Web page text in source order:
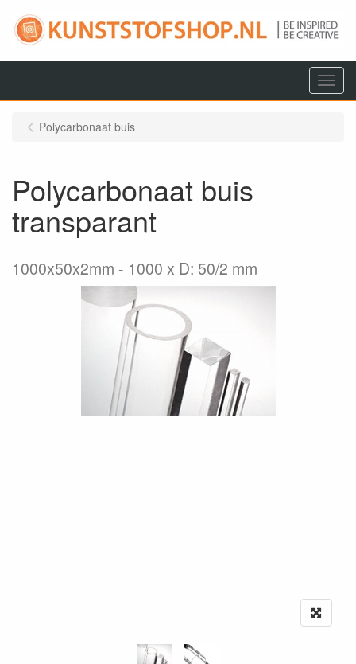
Menu
Polycarbonaat buis
Polycarbonaat buis
transparant
1000x50x2mm 1000 x D: 50/2 mm